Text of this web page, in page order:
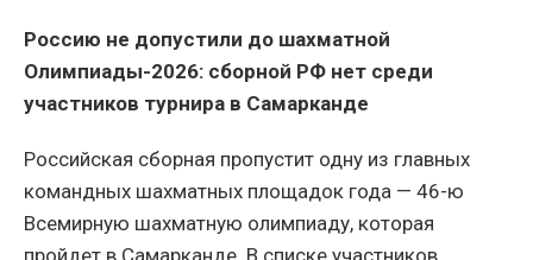
Россию не допустили до шахматной
Олимпиады-2026: сборной РФ нет среди
участников турнира в Самарканде
Российская сборная пропустит одну из главных
командных шахматных площадок года — 46-ю
Всемирную шахматную олимпиаду, которая
пройдет в Самарканде. В списке участников